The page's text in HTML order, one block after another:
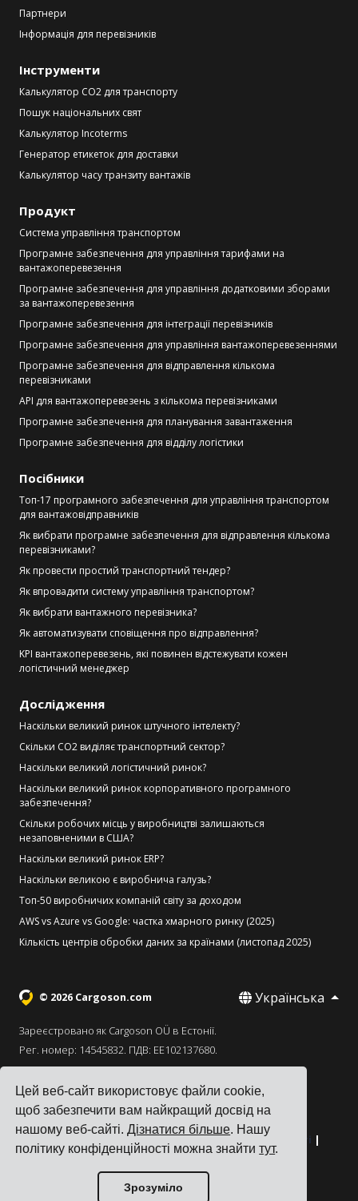
Цей веб-сайт використовує файли cookie,
щоб забезпечити вам найкращий досвід на
нашому веб-сайті.Дізнатися більше. Нашу
політику конфіденційності можна знайтитут.
Зрозуміло
Партнери
Інформація для перевізників
Інструменти
Калькулятор CO2 для транспорту
Пошук національних свят
Калькулятор Incoterms
Генератор етикеток для доставки
Калькулятор часу транзиту вантажів
Продукт
Система управління транспортом
Програмне забезпечення для управління тарифами на
вантажоперевезення
Програмне забезпечення для управління додатковими зборами
за вантажоперевезення
Програмне забезпечення для інтеграції перевізників
Програмне забезпечення для управління вантажоперевезеннями
Програмне забезпечення для відправлення кількома
перевізниками
API для вантажоперевезень з кількома перевізниками
Програмне забезпечення для планування завантаження
Програмне забезпечення для відділу логістики
Посібники
Топ-17 програмного забезпечення для управління транспортом
для вантажовідправників
Як вибрати програмне забезпечення для відправлення кількома
перевізниками?
Як провести простий транспортний тендер?
Як впровадити систему управління транспортом?
Як вибрати вантажного перевізника?
Як автоматизувати сповіщення про відправлення?
KPI вантажоперевезень, які повинен відстежувати кожен
логістичний менеджер
Дослідження
Наскільки великий ринок штучного інтелекту?
Скільки CO2 виділяє транспортний сектор?
Наскільки великий логістичний ринок?
Наскільки великий ринок корпоративного програмного
забезпечення?
Скільки робочих місць у виробництві залишаються
незаповненими в США?
Наскільки великий ринок ERP?
Наскільки великою є виробнича галузь?
Топ-50 виробничих компаній світу за доходом
AWS vs Azure vs Google: частка хмарного ринку (2025)
Кількість центрів обробки даних за країнами (листопад 2025)
© 2026 Cargoson.com Українська
Зареєстровано як Cargoson OÜ в Естонії.
Рег. номер: 14545832. ПДВ: EE102137680.
+372 5555 0028 · hello@cargoson.com
Умови надання послуг|Політика конфіденційності |
Політика використання файлів cookie